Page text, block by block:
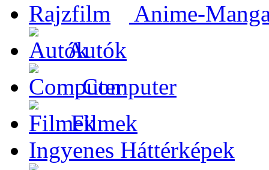
Anime-
Autók
Computer
Filmek
Ingyenes Háttérképek